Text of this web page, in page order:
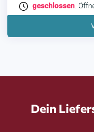
geschlossen.
Dein